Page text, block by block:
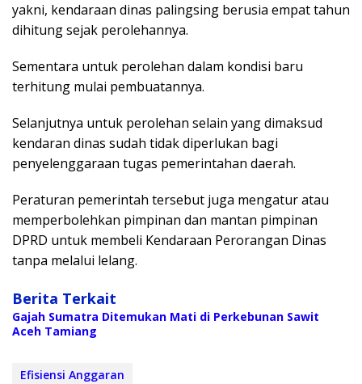
yakni, kendaraan dinas palingsing berusia empat tahun
dihitung sejak perolehannya.
Sementara untuk perolehan dalam kondisi baru
terhitung mulai pembuatannya.
Selanjutnya untuk perolehan selain yang dimaksud
kendaran dinas sudah tidak diperlukan bagi
penyelenggaraan tugas pemerintahan daerah.
Peraturan pemerintah tersebut juga mengatur atau
memperbolehkan pimpinan dan mantan pimpinan
DPRD untuk membeli Kendaraan Perorangan Dinas
tanpa melalui lelang.
Berita Terkait
Gajah Sumatra Ditemukan Mati di Perkebunan Sawit
Aceh Tamiang
Efisiensi Anggaran